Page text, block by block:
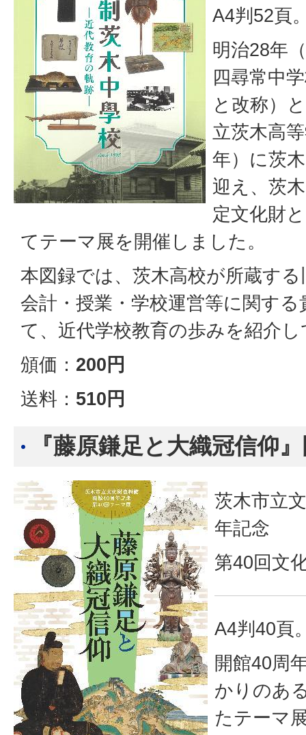
A4判52頁
明治28年
四尋常中
と改称）
立茨木高
年）に茨
迎え、茨
定文化財
てテーマ展を開催しました。
本図録では、茨木高校が所蔵す
会計・授業・学校運営等に関す
て、近代学校教育の歩みを紹介
頒価： 200円
送料： 510円
『藤原鎌足と大織冠信仰
茨木市立
年記念
第40回文
A4判40頁
開館40周
かりのあ
たテーマ